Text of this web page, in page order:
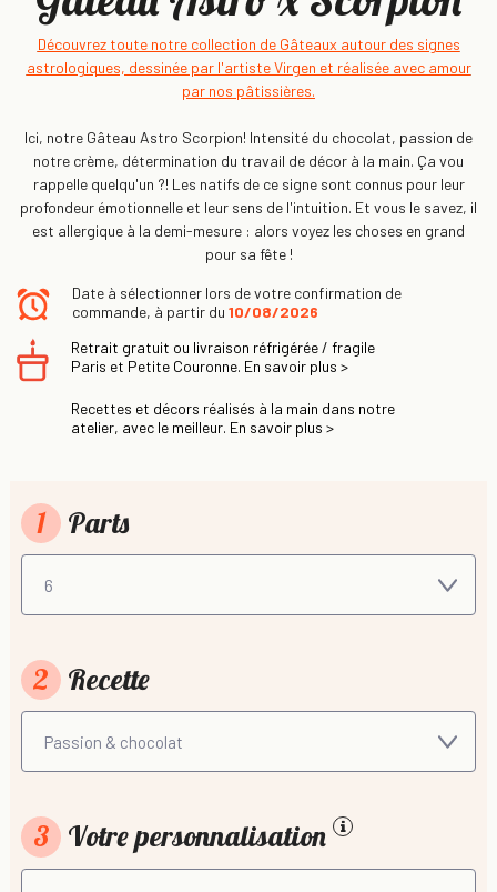
Découvrez toute notre collection de Gâteaux autour des signes
astrologiques, dessinée par l'artiste Virgen et réalisée avec amour
par nos pâtissières.
Ici, notre Gâteau Astro Scorpion! Intensité du chocolat, passion de
notre crème, détermination du travail de décor à la main. Ça vou
rappelle quelqu'un ?! Les natifs de ce signe sont connus pour leur
profondeur émotionnelle et leur sens de l'intuition. Et vous le savez, il
est allergique à la demi-mesure : alors voyez les choses en grand
pour sa fête !
Date à sélectionner lors de votre confirmation de
commande, à partir du 10/08/2026
Retrait gratuit ou livraison réfrigérée / fragile
Paris et Petite Couronne. En savoir plus >
Recettes et décors réalisés à la main dans notre
atelier, avec le meilleur. En savoir plus >
1 Parts
2 Recette
3 Votre personnalisation